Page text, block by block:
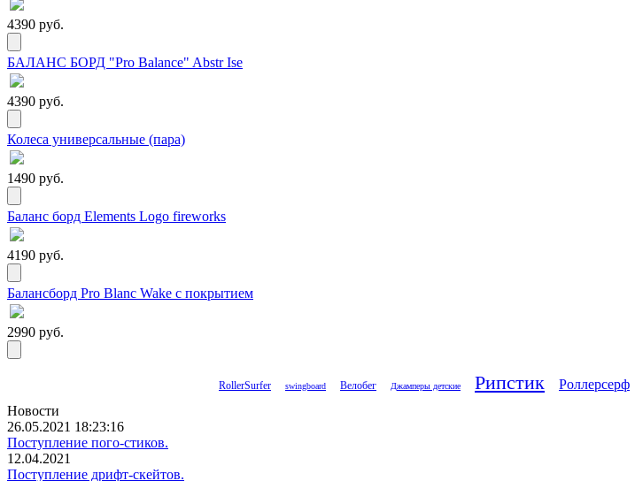
4390 руб.
БАЛАНС БОРД "Pro Balance" Abstr Ise
4390 руб.
Колеса универсальные (пара)
1490 руб.
Баланс борд Elements Logo fireworks
4190 руб.
Балансборд Pro Blanc Wake с покрытием
2990 руб.
RollerSurfer swingboard Велобег Джамперы детские Рипстик Роллерсерф
Новости
26.05.2021 18:23:16
Поступление пого-стиков.
12.04.2021
Поступление дрифт-скейтов.